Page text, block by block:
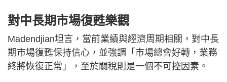
對中長期市場復甦樂觀
Madendjian坦言，當前業績與經濟周期相關，對中長
期市場復甦保持信心，並強調「市場總會好轉，業務
終將恢復正常」，至於關稅則是一個不可控因素。